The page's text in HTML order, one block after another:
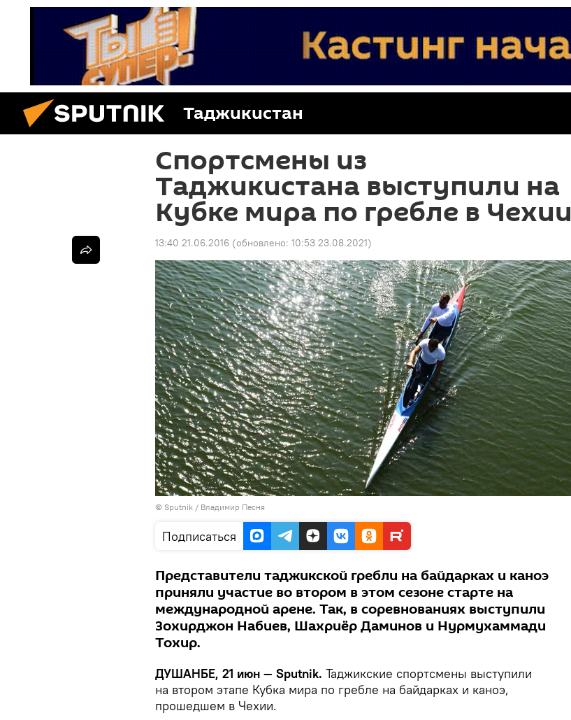
Таджикистан
Спортсмены из
Таджикистана выступили на
Кубке мира по гребле в Чехии
13:40 21.06.2016 (обновлено: 10:53 23.08.2021)
© Sputnik / Владимир Песня
Подписаться
Представители таджикской гребли на байдарках и каноэ
приняли участие во втором в этом сезоне старте на
международной арене. Так, в соревнованиях выступили
Зохирджон Набиев, Шахриёр Даминов и Нурмухаммади
Тохир.
ДУШАНБЕ, 21 июн — Sputnik. Таджикские спортсмены выступили
на втором этапе Кубка мира по гребле на байдарках и каноэ,
прошедшем в Чехии.